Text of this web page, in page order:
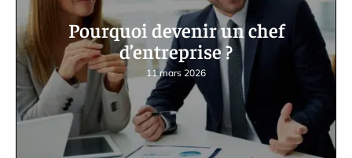
Pourquoi devenir un chef
d’entreprise ?
11 mars 2026